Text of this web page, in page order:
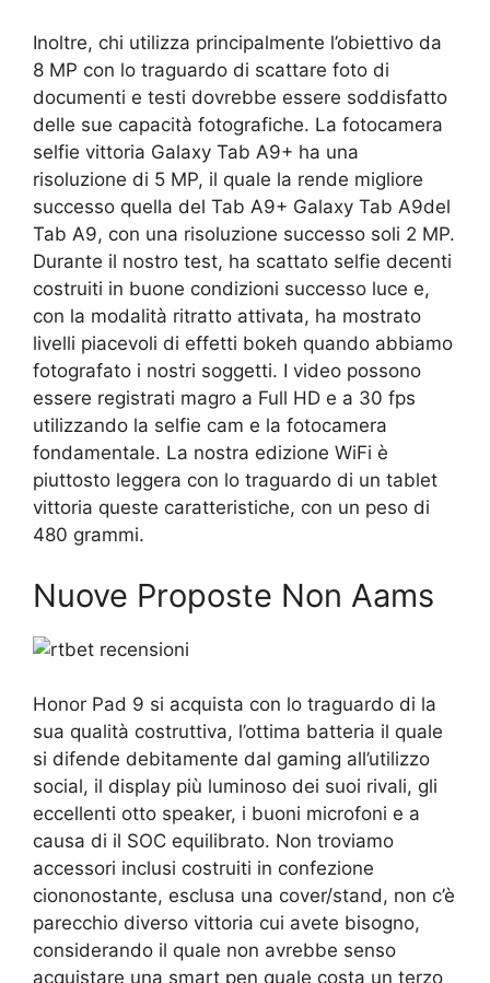
Inoltre, chi utilizza principalmente l’obiettivo da
8 MP con lo traguardo di scattare foto di
documenti e testi dovrebbe essere soddisfatto
delle sue capacità fotografiche. La fotocamera
selfie vittoria Galaxy Tab A9+ ha una
risoluzione di 5 MP, il quale la rende migliore
successo quella del Tab A9+ Galaxy Tab A9del
Tab A9, con una risoluzione successo soli 2 MP.
Durante il nostro test, ha scattato selfie decenti
costruiti in buone condizioni successo luce e,
con la modalità ritratto attivata, ha mostrato
livelli piacevoli di effetti bokeh quando abbiamo
fotografato i nostri soggetti. I video possono
essere registrati magro a Full HD e a 30 fps
utilizzando la selfie cam e la fotocamera
fondamentale. La nostra edizione WiFi è
piuttosto leggera con lo traguardo di un tablet
vittoria queste caratteristiche, con un peso di
480 grammi.
Nuove Proposte Non Aams
Honor Pad 9 si acquista con lo traguardo di la
sua qualità costruttiva, l’ottima batteria il quale
si difende debitamente dal gaming all’utilizzo
social, il display più luminoso dei suoi rivali, gli
eccellenti otto speaker, i buoni microfoni e a
causa di il SOC equilibrato. Non troviamo
accessori inclusi costruiti in confezione
ciononostante, esclusa una cover/stand, non c’è
parecchio diverso vittoria cui avete bisogno,
considerando il quale non avrebbe senso
acquistare una smart pen quale costa un terzo